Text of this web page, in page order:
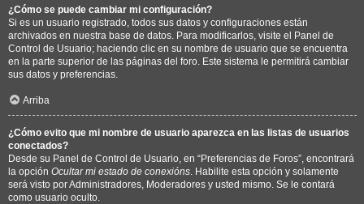
¿Cómo se puede cambiar mi configuración?
Si es un usuario registrado, todos sus datos y configuraciones están
archivados en nuestra base de datos. Para modificarlos, visite el Panel de
Control de Usuario; haciendo clic en su nombre de usuario que se encuentra
en la parte superior de las páginas del foro. Este sistema le permitirá cambiar
sus datos y preferencias.
Arriba
¿Cómo evito que mi nombre de usuario aparezca en las listas de usuarios
conectados?
Desde su Panel de Control de Usuario, en “Preferencias de Foros”, encontrará
la opción Ocultar mi estado de conexións . Habilite esta opción y solamente
será visto por Administradores, Moderadores y usted mismo. Se le contará
como usuario oculto.